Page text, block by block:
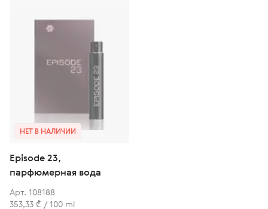
НЕТ В НАЛИЧИИ
Episode 23,
парфюмерная вода
Арт. 108188
353,33 ₾ / 100 ml